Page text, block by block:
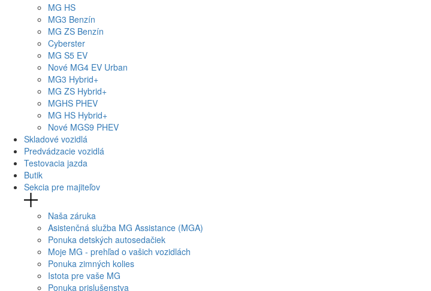
MG HS
MG3 Benzín
MG ZS Benzín
Cyberster
MG S5 EV
Nové MG4 EV Urban
MG3 Hybrid+
MG ZS Hybrid+
MGHS PHEV
MG HS Hybrid+
Nové MGS9 PHEV
Skladové vozidlá
Predvádzacie vozidlá
Testovacia jazda
Butik
Sekcia pre majiteľov
Naša záruka
Asistenčná služba MG Assistance (MGA)
Ponuka detských autosedačiek
Moje MG - prehľad o vašich vozidlách
Ponuka zimných kolies
Istota pre vaše MG
Ponuka prislušenstva